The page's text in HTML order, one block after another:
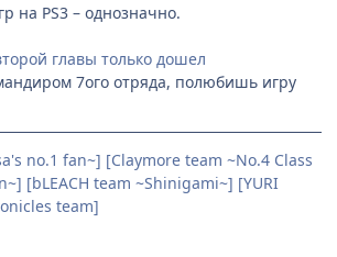
на PS3 – однозначно.
главы только дошел
7ого отряда, полюбишь игру
no.1 fan~] [Claymore team ~No.4 Class
[bLEACH team ~Shinigami~] [YURI
team]